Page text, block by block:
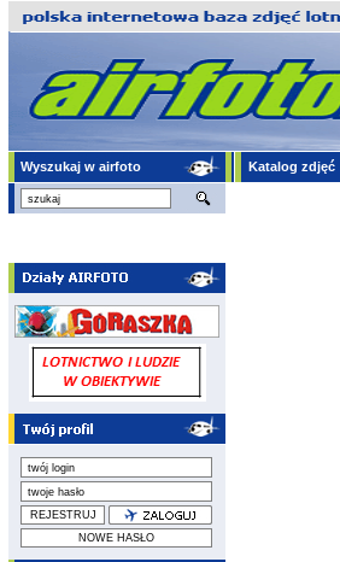
Wyszukaj w airfoto Katalog zdjęć